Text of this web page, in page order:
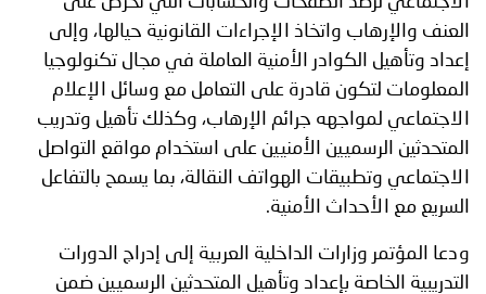
العنف والإرهاب واتخاذ الإجراءات القانونية حيالها، وإلى
إعداد وتأهيل الكوادر الأمنية العاملة في مجال تكنولوجيا
المعلومات لتكون قادرة على التعامل مع وسائل الإعلام
الاجتماعي لمواجهه جرائم الإرهاب، وكذلك تأهيل وتدريب
المتحدثين الرسميين الأمنيين على استخدام مواقع التواصل
الاجتماعي وتطبيقات الهواتف النقالة، بما يسمح بالتفاعل
السريع مع الأحداث الأمنية.
ودعا المؤتمر وزارات الداخلية العربية إلى إدراج الدورات
التدريبية الخاصة بإعداد وتأهيل المتحدثين الرسميين ضمن